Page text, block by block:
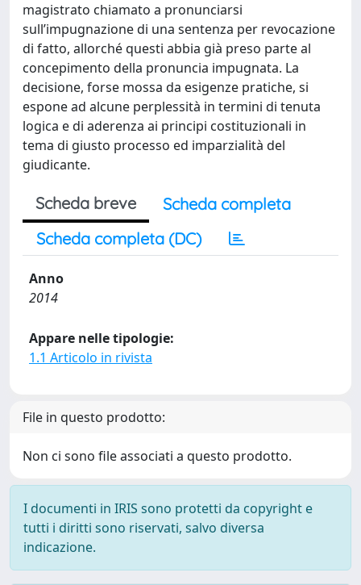
magistrato chiamato a pronunciarsi
sull’impugnazione di una sentenza per revocazione
di fatto, allorché questi abbia già preso parte al
concepimento della pronuncia impugnata. La
decisione, forse mossa da esigenze pratiche, si
espone ad alcune perplessità in termini di tenuta
logica e di aderenza ai principi costituzionali in
tema di giusto processo ed imparzialità del
giudicante.
Scheda breve
Scheda completa
Scheda completa (DC)
Anno
2014
Appare nelle tipologie:
1.1 Articolo in rivista
File in questo prodotto:
Non ci sono file associati a questo prodotto.
I documenti in IRIS sono protetti da copyright e
tutti i diritti sono riservati, salvo diversa
indicazione.